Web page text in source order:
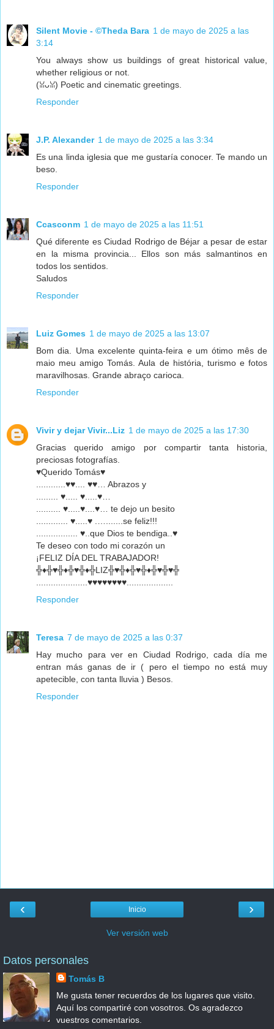
Silent Movie - ©Theda Bara 1 de mayo de 2025 a las
3:14
You always show us buildings of great historical value,
whether religious or not.
(ꈍᴗꈍ) Poetic and cinematic greetings.
Responder
J.P. Alexander 1 de mayo de 2025 a las 3:34
Es una linda iglesia que me gustaría conocer. Te mando un
beso.
Responder
Ccasconm 1 de mayo de 2025 a las 11:51
Qué diferente es Ciudad Rodrigo de Béjar a pesar de estar
en la misma provincia... Ellos son más salmantinos en
todos los sentidos.
Saludos
Responder
Luiz Gomes 1 de mayo de 2025 a las 13:07
Bom dia. Uma excelente quinta-feira e um ótimo mês de
maio meu amigo Tomás. Aula de história, turismo e fotos
maravilhosas. Grande abraço carioca.
Responder
Vivir y dejar Vivir...Liz 1 de mayo de 2025 a las 17:30
Gracias querido amigo por compartir tanta historia,
preciosas fotografías.
♥Querido Tomás♥
............♥♥.... ♥♥… Abrazos y
......... ♥..... ♥.....♥…
.......... ♥.....♥....♥… te dejo un besito
............. ♥.....♥ .….......se feliz!!!
................. ♥..que Dios te bendiga..♥
Te deseo con todo mi corazón un
¡FELIZ DÍA DEL TRABAJADOR!
╬♦╬♥╬♦╬♥╬♦╬LIZ╬♥╬♦╬♥╬♦╬♥╬♥╬
.....................♥♥♥♥♥♥♥♥...................
Responder
Teresa 7 de mayo de 2025 a las 0:37
Hay mucho para ver en Ciudad Rodrigo, cada día me
entran más ganas de ir ( pero el tiempo no está muy
apetecible, con tanta lluvia ) Besos.
Responder
‹ ›
Inicio
Ver versión web
Datos personales
Tomás B
Me gusta tener recuerdos de los lugares que visito.
Aquí los compartiré con vosotros. Os agradezco
vuestros comentarios.